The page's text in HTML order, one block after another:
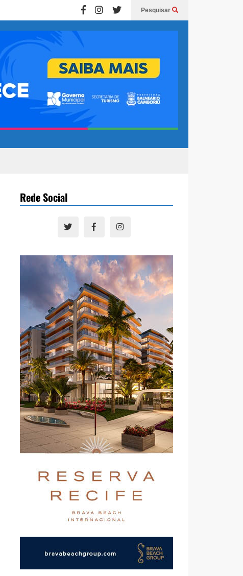
Pesquisar
Rede Social